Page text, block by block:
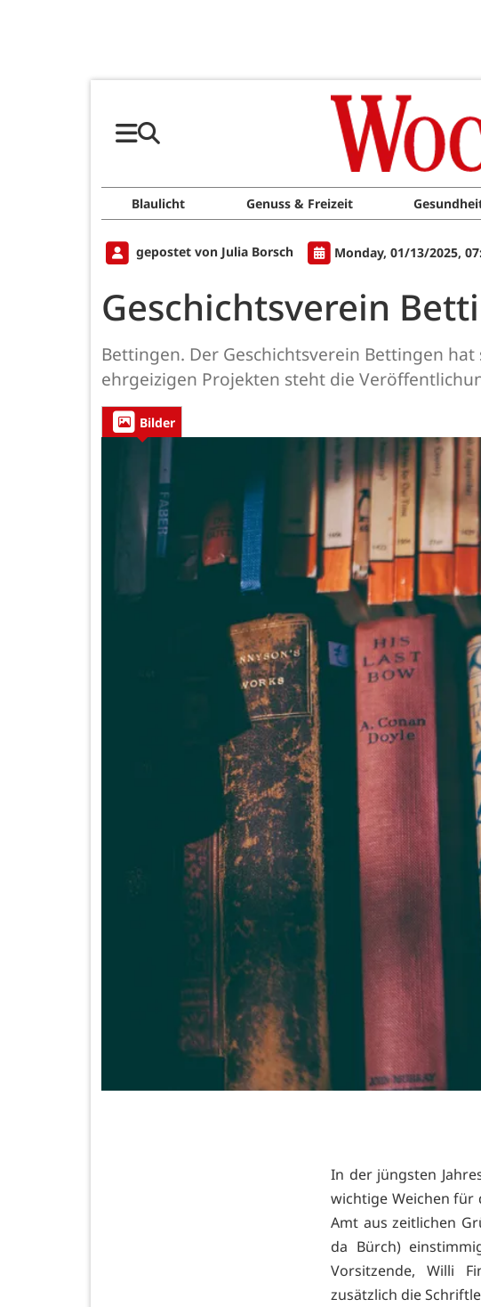
Blaulicht Genuss & Freizeit
gepostet von Julia Borsch Monday, 01/13/2025,
Geschichtsverein
Bettingen. Der Geschichtsverein Bettingen
ehrgeizigen Projekten steht die
Bilder
In der jüngsten
wichtige Weichen für
Amt aus zeitlichen
da Bürch)
Vorsitzende, Willi
zusätzlich die